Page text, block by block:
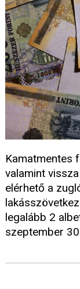
Kamatmentes
valamint
elérhető a
legalább 2
szeptember